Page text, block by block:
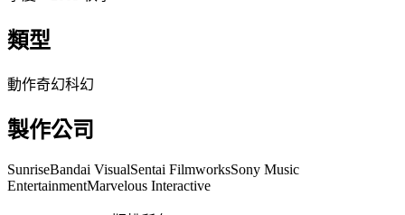
類型
動作奇幻科幻
製作公司
SunriseBandai VisualSentai FilmworksSony Music
EntertainmentMarvelous Interactive